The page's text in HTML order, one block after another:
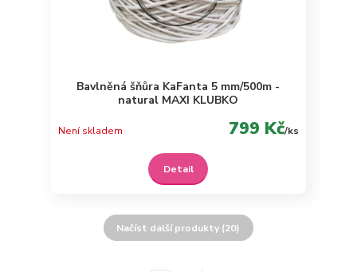
Bavlněná šňůra KaFanta 5 mm/500m -
natural MAXI KLUBKO
799 Kč/ks
Není skladem
Detail
Načíst další produkty (20)